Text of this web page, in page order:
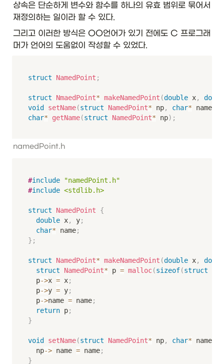
상속은 단순하게 변수와 함수를 하나의 유효 범위로 묶어서
재정의하는 일이라 할 수 있다.
그리고 이러한 방식은 OO언어가 있기 전에도 C 프로그래
머가 언어의 도움없이 작성할 수 있었다.
struct NamedPoint ;
struct NmaedPoint* makeNamedPoint (double x,
void
setName(struct NamedPoint* np, char* name
char* getName(struct NamedPoint* np) ;
namedPoint.h
#include
"namedPoint.h"
#include <stdlib.h>
struct NamedPoint
{
double x, y;
char* name;
} ;
struct NamedPoint* makeNamedPoint (double x,
struct
NamedPoint* p = malloc(sizeof(struct
	p
->x = x;
	p
->y = y;
	p
->name = name;
return p;
}
void setName(struct NamedPoint* np, char* name
	np
-> name = name;
}